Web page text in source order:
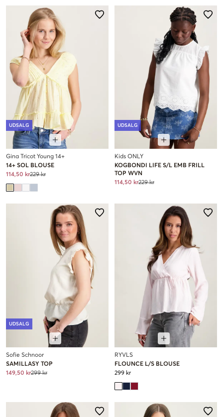
UDSALG
Gina Tricot Young 14+
14+ SOL BLOUSE
114,50 kr229 kr
UDSALG
Kids ONLY
KOGBONDI LIFE S/L EMB FRILL
TOP WVN
114,50 kr229 kr
UDSALG
Sofie Schnoor
SAMILLASY TOP
149,50 kr299 kr
RYVLS
FLOUNCE L/S BLOUSE
299 kr